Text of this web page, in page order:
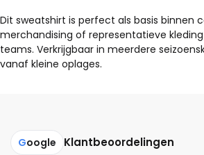
Dit sweatshirt is perfect als basis binnen
merchandising of representatieve
teams. Verkrijgbaar in meerdere
vanaf kleine oplages.
Google Klantbeoordelingen